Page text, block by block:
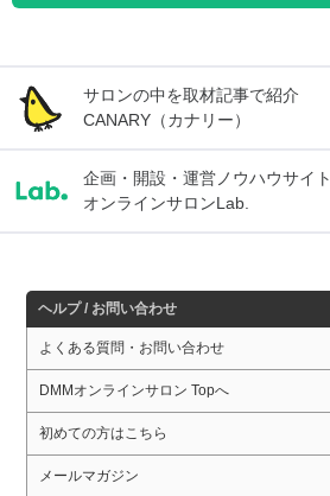
サロンの中を取材記事で紹介
CANARY（カナリー）
企画・開設・運営ノウハウサイト
オンラインサロンLab.
ヘルプ / お問い合わせ
よくある質問・お問い合わせ
DMMオンラインサロン Topへ
初めての方はこちら
メールマガジン